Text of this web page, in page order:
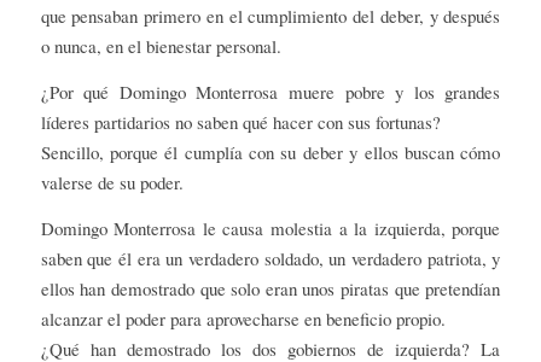
que pensaban primero en el cumplimiento del deber, y después
o nunca, en el bienestar personal.
¿Por qué Domingo Monterrosa muere pobre y los grandes
líderes partidarios no saben qué hacer con sus fortunas?
Sencillo, porque él cumplía con su deber y ellos buscan cómo
valerse de su poder.
Domingo Monterrosa le causa molestia a la izquierda, porque
saben que él era un verdadero soldado, un verdadero patriota, y
ellos han demostrado que solo eran unos piratas que pretendían
alcanzar el poder para aprovecharse en beneficio propio.
¿Qué han demostrado los dos gobiernos de izquierda? La